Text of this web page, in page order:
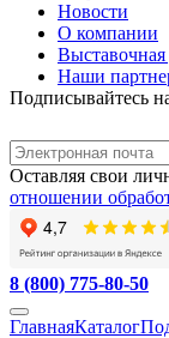
Новости
О компании
Выставочная
Наши
Подписывайтесь
Оставляя свои
отношении
8 (800) 775-80-50
ГлавнаяКаталог